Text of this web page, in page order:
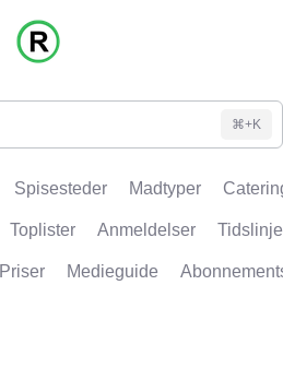
⌘+K
Spisesteder Madtyper
Toplister Anmeldelser Tidslinje
Priser Medieguide